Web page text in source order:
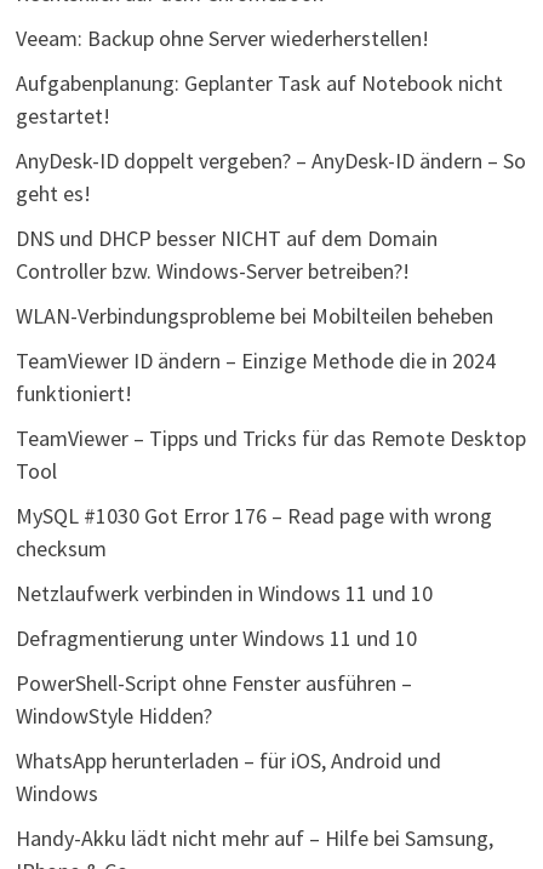
Veeam: Backup ohne Server wiederherstellen!
Aufgabenplanung: Geplanter Task auf Notebook nicht
gestartet!
AnyDesk-ID doppelt vergeben? – AnyDesk-ID ändern – So
geht es!
DNS und DHCP besser NICHT auf dem Domain
Controller bzw. Windows-Server betreiben?!
WLAN-Verbindungsprobleme bei Mobilteilen beheben
TeamViewer ID ändern – Einzige Methode die in 2024
funktioniert!
TeamViewer – Tipps und Tricks für das Remote Desktop
Tool
MySQL #1030 Got Error 176 – Read page with wrong
checksum
Netzlaufwerk verbinden in Windows 11 und 10
Defragmentierung unter Windows 11 und 10
PowerShell-Script ohne Fenster ausführen –
WindowStyle Hidden?
WhatsApp herunterladen – für iOS, Android und
Windows
Handy-Akku lädt nicht mehr auf – Hilfe bei Samsung,